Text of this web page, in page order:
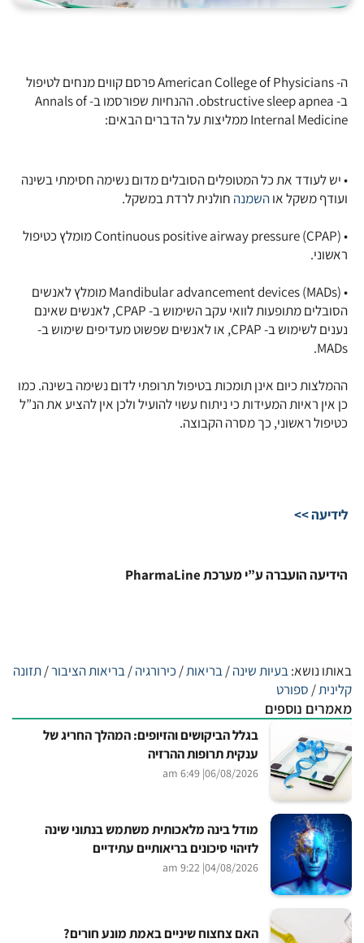
ה- American College of Physicians פרסם קווים מנחים לטיפול
ב- obstructive sleep apnea. ההנחיות שפורסמו ב- Annals of
Internal Medicine ממליצות על הדברים הבאים:
• יש לעודד את כל המטופלים הסובלים מדום נשימה חסימתי בשינה
ועודף משקל אוהשמנה חולנית לרדת במשקל.
• (Continuous positive airway pressure (CPAP מומלץ כטיפול
ראשוני.
• (Mandibular advancement devices (MADs מומלץ לאנשים
הסובלים מתופעות לוואי עקב השימוש ב- CPAP, לאנשים שאינם
נענים לשימוש ב- CPAP, או לאנשים שפשוט מעדיפים שימוש ב-
MADs.
ההמלצות כיום אינן תומכות בטיפול תרופתי לדום נשימה בשינה. כמו
כן אין ראיות המעידות כי ניתוח עשוי להועיל ולכן אין להציע את הנ”ל
כטיפול ראשוני, כך מסרה הקבוצה.
לידיעה >>
הידיעה הועברה ע”י מערכת PharmaLine
באותו נושא:בעיות שינה/בריאות/ כירורגיה/בריאות הציבור/תזונה
קלינית/ ספורט
מאמרים נוספים
בגלל הביקושים והזיופים: המהלך החריג של
ענקית תרופות ההרזיה
06/08/2026
| 6:49 am
מודל בינה מלאכותית משתמש בנתוני שינה
לזיהוי סיכונים בריאותיים עתידיים
04/08/2026
| 9:22 am
האם צחצוח שיניים באמת מונע חורים?